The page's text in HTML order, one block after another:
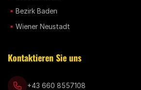
Bezirk Baden
Wiener Neustadt
Kontaktieren Sie uns
+43 660 8557108